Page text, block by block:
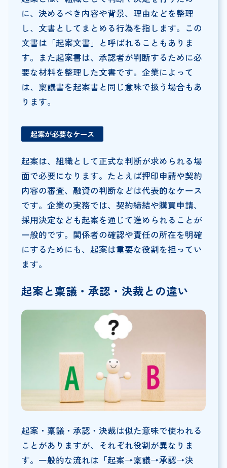
に、決めるべき内容や背景、理由などを整理
し、文書としてまとめる行為を指します。この
文書は「起案文書」と呼ばれることもありま
す。また起案書は、承認者が判断するために必
要な材料を整理した文書です。企業によって
は、稟議書を起案書と同じ意味で扱う場合もあ
ります。
起案が必要なケース
起案は、組織として正式な判断が求められる場
面で必要になります。たとえば押印申請や契約
内容の審査、融資の判断などは代表的なケース
です。企業の実務では、契約締結や購買申請、
採用決定なども起案を通じて進められることが
一般的です。関係者の確認や責任の所在を明確
にするためにも、起案は重要な役割を担ってい
ます。
起案と稟議・承認・決裁との違い
起案・稟議・承認・決裁は似た意味で使われる
ことがありますが、それぞれ役割が異なりま
す。一般的な流れは「起案→稟議→承認→決